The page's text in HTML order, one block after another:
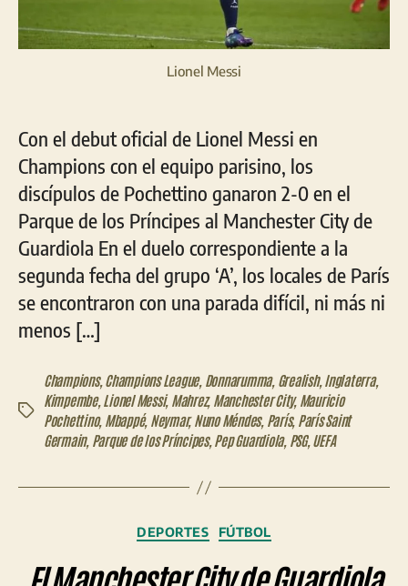
Lionel Messi
Con el debut oficial de Lionel Messi en
Champions con el equipo parisino, los
discípulos de Pochettino ganaron 2-0 en el
Parque de los Príncipes al Manchester City de
Guardiola En el duelo correspondiente a la
segunda fecha del grupo ‘A’, los locales de París
se encontraron con una parada difícil, ni más ni
menos […]
Etiquetas
Champions, Champions League, Donnarumma, Grealish, Inglaterra,
Kimpembe, Lionel Messi, Mahrez, Manchester City, Mauricio
Pochettino, Mbappé, Neymar,Nuno Méndes, París, París Saint
Germain, Parque de los Príncipes, Pep Guardiola, PSG, UEFA
Categorías
DEPORTES FÚTBOL